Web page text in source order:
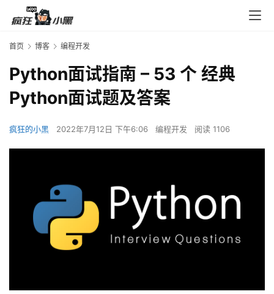
首页 博客 编程开发
Python面试指南 – 53 个 经典
Python面试题及答案
疯狂的小黑 2022年7月12日 下午6:06 编程开发 阅读 1106